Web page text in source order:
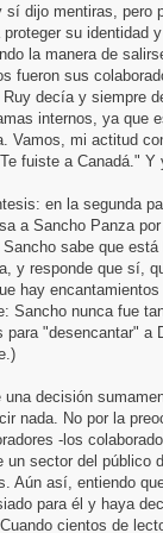
sí dijo mentiras, pero
proteger su identidad
la manera de
fueron sus
Ruy decía y siempre
internos, ya que
Vamos, mi actitud
fuiste a Canadá." Y
en la segunda
a Sancho Panza
Sancho sabe que
y responde que sí,
hay
Sancho nunca fue
para "desencantar" a
una decisión
nada. No por la
-los
un sector del público
Aún así, entiendo
para él y haya
cientos de